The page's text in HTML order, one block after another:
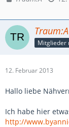
Traum:A
12. Februar 2013
Hallo liebe
Ich habe hier
http://